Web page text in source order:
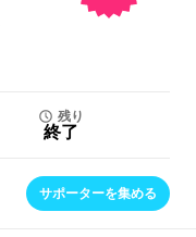
残り
終了
サポーターを集める